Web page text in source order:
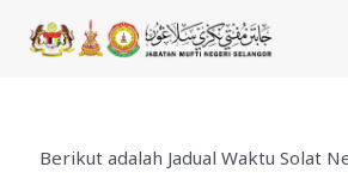
Berikut adalah Jadual Waktu Solat